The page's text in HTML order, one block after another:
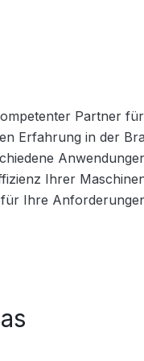
Partner
Erfahrung in der
Ihrer
für Ihre